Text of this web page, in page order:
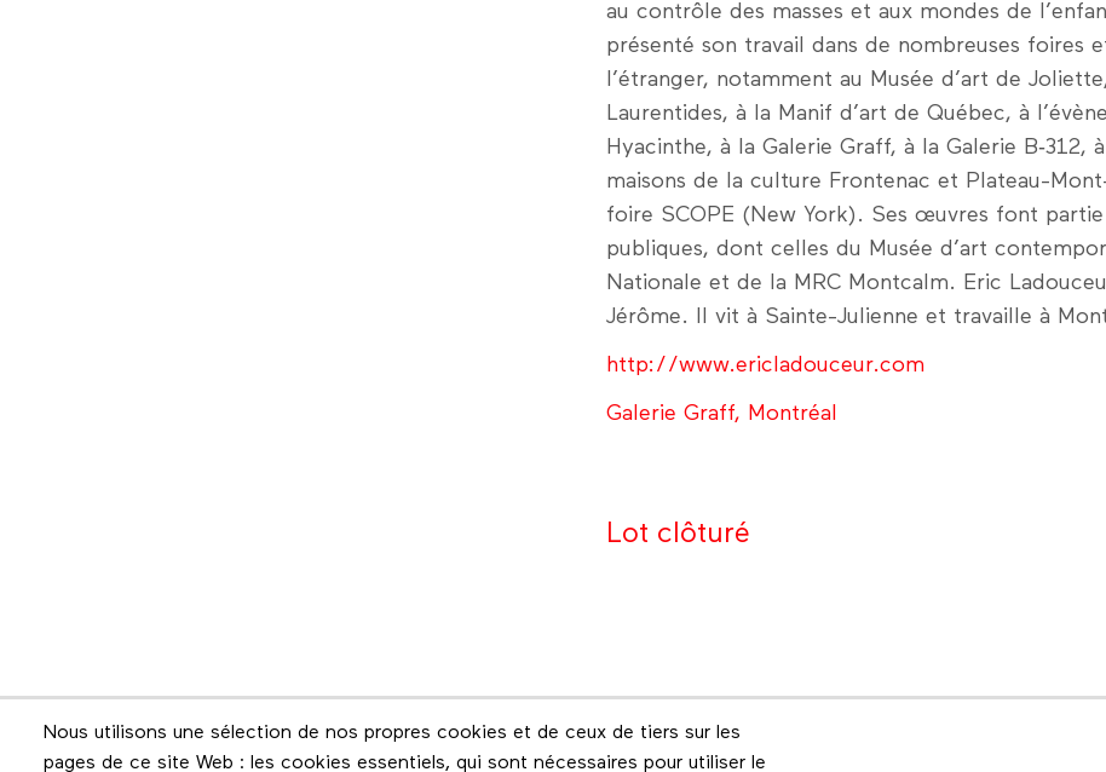
au contrôle des masses et aux mondes de
présenté son travail dans de nombreuses foires
l’étranger, notamment au Musée d’art de
Laurentides, à la Manif d’art de Québec, à
Hyacinthe, à la Galerie Graff, à la Galerie B‑312,
maisons de la culture Frontenac et Plateau-
foire SCOPE (New York). Ses œuvres font
publiques, dont celles du Musée d’art
Nationale et de la MRC Montcalm. Eric
Jérôme. Il vit à Sainte-Julienne et travaille à
http://www.ericladouceur.com
Galerie Graff, Montréal
Lot clôturé
Nous utilisons une sélection de nos propres cookies et de ceux de tiers sur les
pages de ce site Web : les cookies essentiels, qui sont nécessaires pour utiliser le
Infolettre